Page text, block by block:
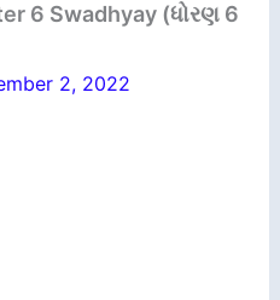
6 Swadhyay (ધોરણ 6
2, 2022